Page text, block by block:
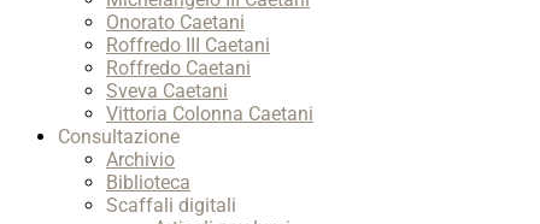
Onorato Caetani
Roffredo III Caetani
Roffredo Caetani
Sveva Caetani
Vittoria Colonna Caetani
Consultazione
Archivio
Biblioteca
Scaffali digitali